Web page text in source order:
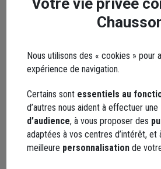
Bon produit
Le 22/07/2022
Par Frederic A.
, ORANGE
En complément
Votre vie privée
Nous utilisons des « cookies » pour
expérience de navigation.
Certains sont essentiels au
d’autres nous aident à effectuer une
d’audience, à vous proposer des
adaptées à vos centres d’intérêt, et
meilleure personnalisation de